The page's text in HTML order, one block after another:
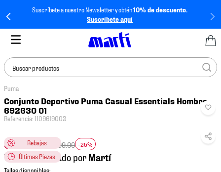
Suscríbete a nuestro Newsletter y obtén10% de descuento.
Suscríbete aquí
Buscar productos
Puma
Conjunto Deportivo Puma Casual Essentials Hombre
692630 01
Referencia:1109619002
Rebajas
Últimas Piezas
$1049.25 1399.00 -25%
Vendido y enviado por
TÉRMINOS MÁS
BUSCADOS
1.
tenis mujer
2.
tenis hombre
3.
tenis